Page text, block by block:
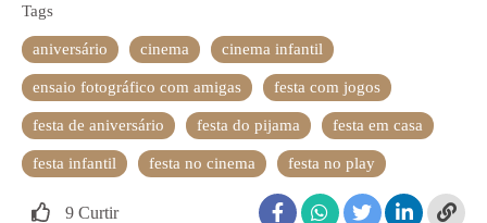
Tags
aniversário cinema cinema infantil
ensaio fotográfico com amigas festa com jogos
festa de aniversário festa do pijama festa em casa
festa infantil festa no cinema festa no play
9 Curtir